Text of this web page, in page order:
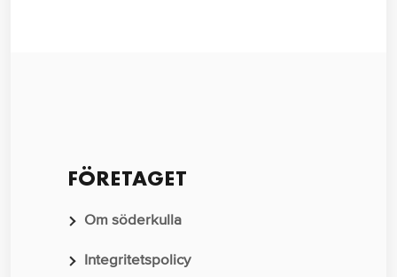
FÖRETAGET
Om söderkulla
Integritetspolicy